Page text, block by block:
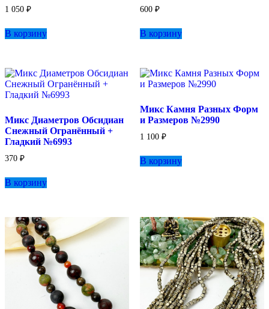
1 050 ₽
В корзину
600 ₽
В корзину
Микс Диаметров Обсидиан
Снежный Огранённый +
Гладкий №6993
370 ₽
В корзину
Микс Камня Разных Форм
и Размеров №2990
1 100 ₽
В корзину